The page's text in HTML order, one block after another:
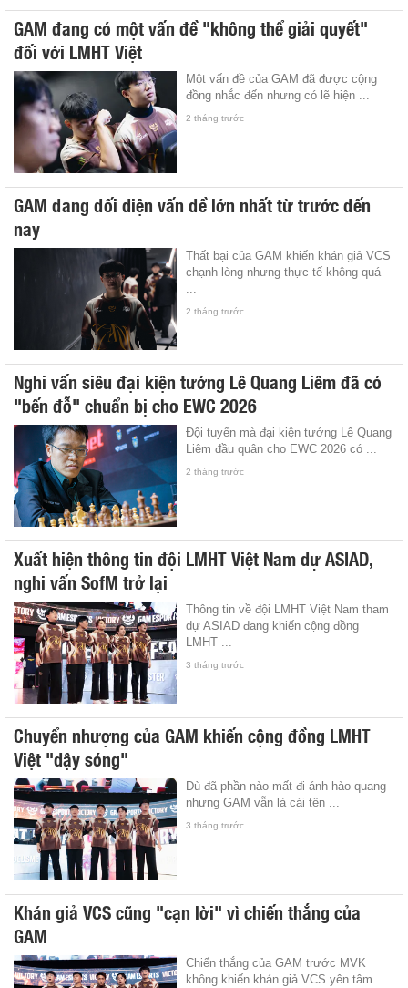
GAM đang có một vấn đề "không thể giải quyết"
đối với LMHT Việt
Một vấn đề của GAM đã được cộng
đồng nhắc đến nhưng có lẽ hiện ...
2 tháng trước
GAM đang đối diện vấn đề lớn nhất từ trước đến
nay
Thất bại của GAM khiến khán giả VCS
chạnh lòng nhưng thực tế không quá
2 tháng trước
Nghi vấn siêu đại kiện tướng Lê Quang Liêm đã có
"bến đỗ" chuẩn bị cho EWC 2026
Đội tuyển mà đại kiện tướng Lê Quang
Liêm đầu quân cho EWC 2026 có ...
2 tháng trước
Xuất hiện thông tin đội LMHT Việt Nam dự ASIAD,
nghi vấn SofM trở lại
Thông tin về đội LMHT Việt Nam tham
dự ASIAD đang khiến cộng đồng
LMHT ...
3 tháng trước
Chuyển nhượng của GAM khiến cộng đồng LMHT
Việt "dậy sóng"
Dù đã phần nào mất đi ánh hào quang
nhưng GAM vẫn là cái tên ...
3 tháng trước
Khán giả VCS cũng "cạn lời" vì chiến thắng của
GAM
Chiến thắng của GAM trước MVK
không khiến khán giả VCS yên tâm.